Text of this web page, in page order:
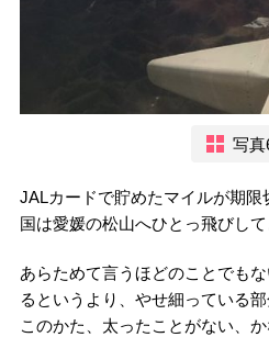
写真
JALカードで貯めたマイルが期
国は愛媛の松山へひとっ飛びして
あらためて言うほどのことでも
るというより、やせ細っている
このかた、太ったことがない、